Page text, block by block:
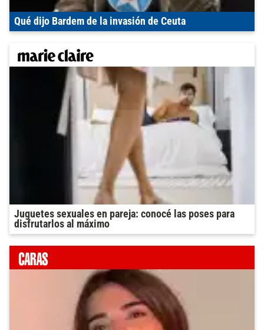
Qué dijo Bardem de la invasión de Ceuta
Juguetes sexuales en pareja: conocé las poses para
disfrutarlos al máximo